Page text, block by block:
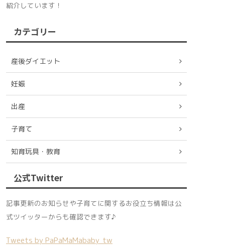
紹介しています！
カテゴリー
産後ダイエット
妊娠
出産
子育て
知育玩具・教育
公式Twitter
記事更新のお知らせや子育てに関するお役立ち情報は公
式ツイッターからも確認できます♪
Tweets by PaPaMaMababy_tw